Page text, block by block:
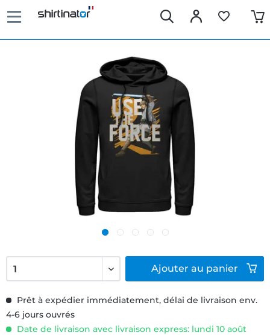
Prêt à expédier immédiatement, délai de livraison env.
4-6 jours ouvrés
Date de livraison avec livraison express: lundi 10 août
Ajouter au panier